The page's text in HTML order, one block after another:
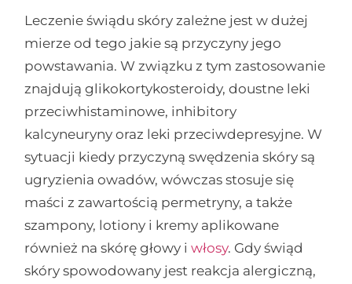
Leczenie świądu skóry zależne jest w dużej
mierze od tego jakie są przyczyny jego
powstawania. W związku z tym zastosowanie
znajdują glikokortykosteroidy, doustne leki
przeciwhistaminowe, inhibitory
kalcyneuryny oraz leki przeciwdepresyjne. W
sytuacji kiedy przyczyną swędzenia skóry są
ugryzienia owadów, wówczas stosuje się
maści z zawartością permetryny, a także
szampony, lotiony i kremy aplikowane
również na skórę głowy iwłosy. Gdy świąd
skóry spowodowany jest reakcja alergiczną,